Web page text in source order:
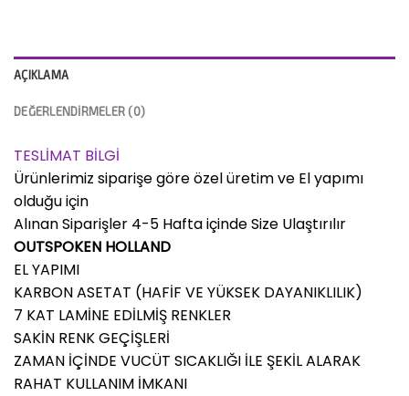
AÇIKLAMA
DEĞERLENDIRMELER (0)
TESLİMAT BİLGİ
Ürünlerimiz siparişe göre özel üretim ve El yapımı
olduğu için
Alınan Siparişler 4-5 Hafta içinde Size Ulaştırılır
OUTSPOKEN HOLLAND
EL YAPIMI
KARBON ASETAT (HAFİF VE YÜKSEK DAYANIKLILIK)
7 KAT LAMİNE EDİLMİŞ RENKLER
SAKİN RENK GEÇİŞLERİ
ZAMAN İÇİNDE VUCÜT SICAKLIĞI İLE ŞEKİL ALARAK
RAHAT KULLANIM İMKANI